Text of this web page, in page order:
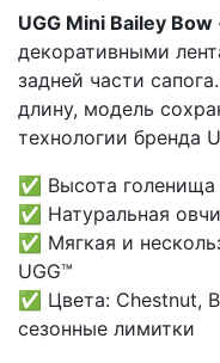
UGG Mini Bailey Bow
декоративными
задней части
длину, модель
технологии бренда
✅ Высота
✅ Натуральная
✅ Мягкая и
UGG™
✅ Цвета: Chestnut,
сезонные лимитки